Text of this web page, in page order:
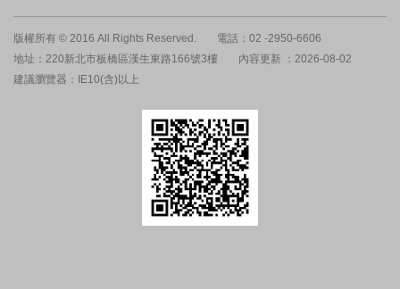
版權所有 © 2016 All Rights Reserved.
電話：02 -2950-6606
地址：220新北市板橋區漢生東路166號3樓
內容更新 ：2026-08-02
建議瀏覽器：IE10(含)以上